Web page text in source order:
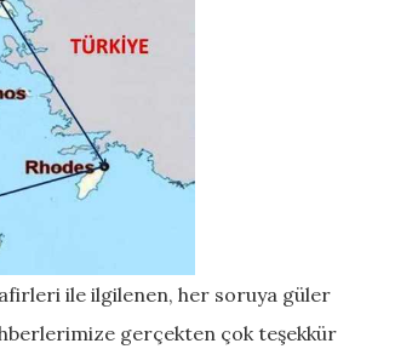
ile ilgilenen, her soruya güler
gerçekten çok teşekkür